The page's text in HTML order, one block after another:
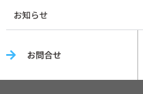
お知らせ
お問合せ